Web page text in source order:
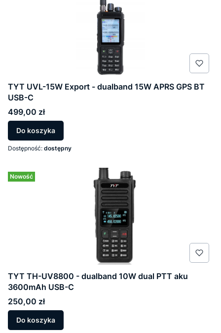
TYT UVL-15W Export - dualband 15W APRS GPS BT
USB-C
Cena
499,00 zł
Do koszyka
Dostępność: dostępny
Nowość
TYT TH-UV8800 - dualband 10W dual PTT aku
3600mAh USB-C
Cena
250,00 zł
Do koszyka